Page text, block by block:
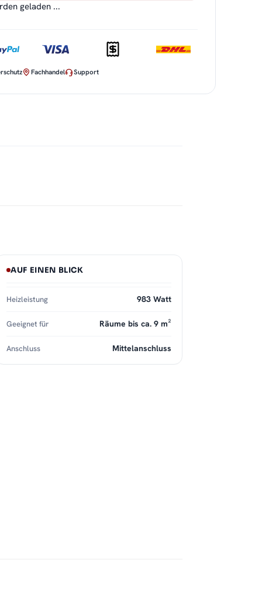
geladen ...
Fachhandel Support
AUF EINEN BLICK
Heizleistung 983 Watt
Geeignet für Räume bis ca. 9 m²
Anschluss Mittelanschluss